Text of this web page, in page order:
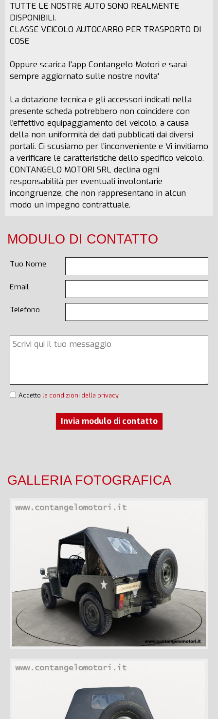
TUTTE LE NOSTRE AUTO SONO REALMENTE
DISPONIBILI.
CLASSE VEICOLO AUTOCARRO PER TRASPORTO DI
COSE
Oppure scarica l'app Contangelo Motori e sarai
sempre aggiornato sulle nostre novita'
La dotazione tecnica e gli accessori indicati nella
presente scheda potrebbero non coincidere con
l’effettivo equipaggiamento del veicolo, a causa
della non uniformità dei dati pubblicati dai diversi
portali. Ci scusiamo per l’inconveniente e Vi invitiamo
a verificare le caratteristiche dello specifico veicolo.
CONTANGELO MOTORI SRL declina ogni
responsabilità per eventuali involontarie
incongruenze, che non rappresentano in alcun
modo un impegno contrattuale.
MODULO DI CONTATTO
Tuo Nome
Email
Telefono
Accetto le condizioni della privacy
Invia modulo di contatto
GALLERIA FOTOGRAFICA